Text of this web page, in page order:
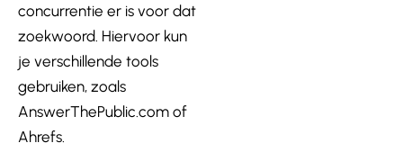
concurrentie er is voor dat
zoekwoord. Hiervoor kun
je verschillende tools
gebruiken, zoals
AnswerThePublic.com of
Ahrefs.